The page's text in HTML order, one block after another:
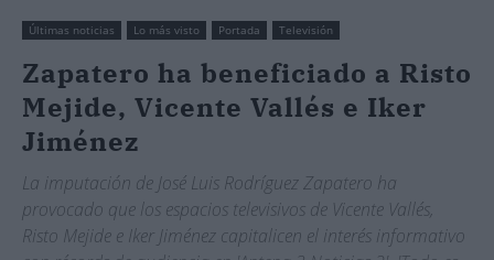
Últimas noticias Lo más visto Portada Televisión
Zapatero ha beneficiado a Risto
Mejide, Vicente Vallés e Iker
Jiménez
La imputación de José Luis Rodríguez Zapatero ha
provocado que los espacios televisivos de Vicente Vallés,
Risto Mejide e Iker Jiménez capitalicen el interés informativo